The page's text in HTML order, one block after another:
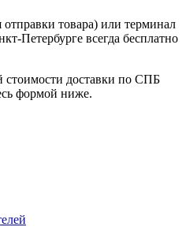
товара) или терминал
Петербурге всегда бесплатно
стоимости доставки по СПБ
формой ниже.